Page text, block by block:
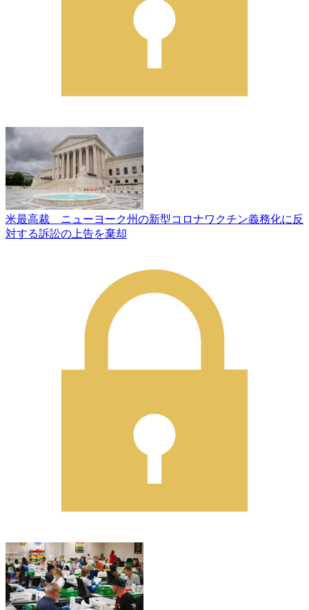
米最高裁 ニューヨーク州の新型コロナワクチン義務化に反
対する訴訟の上告を棄却